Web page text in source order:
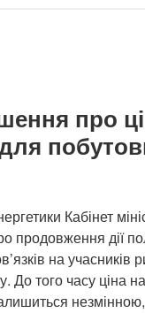
про
Кабінет
продовження дії
на учасників
До того часу ціна